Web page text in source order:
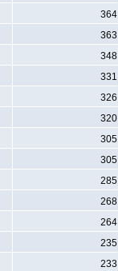
364
363
348
331
326
320
305
305
285
268
264
235
233